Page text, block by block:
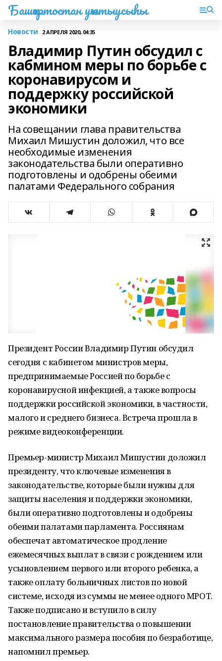
Башҡортостан уҡытыусыһы
Новости 2 АПРЕЛЯ 2020, 04:35
Владимир Путин обсудил с
кабмином меры по борьбе с
коронавирусом и
поддержку российской
экономики
На совещании глава правительства
Михаил Мишустин доложил, что все
необходимые изменения
законодательства были оперативно
подготовлены и одобрены обеими
палатами Федерального собрания
Президент России Владимир Путин обсудил
сегодня с кабинетом министров меры,
предпринимаемые Россией по борьбе с
коронавирусной инфекцией, а также вопросы
поддержки российской экономики, в частности,
малого и среднего бизнеса. Встреча прошла в
режиме видеоконференции.
Премьер-министр Михаил Мишустин доложил
президенту, что ключевые изменения в
законодательстве, которые были нужны для
защиты населения и поддержки экономики,
были оперативно подготовлены и одобрены
обеими палатами парламента. Россиянам
обеспечат автоматическое продление
ежемесячных выплат в связи с рождением или
усыновлением первого или второго ребенка, а
также оплату больничных листов по новой
системе, исходя из суммы не менее одного МРОТ.
Также подписано и вступило в силу
постановление правительства о повышении
максимального размера пособия по безработице,
напомнил премьер.